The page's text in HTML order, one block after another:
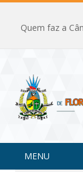
Quem faz a
MENU